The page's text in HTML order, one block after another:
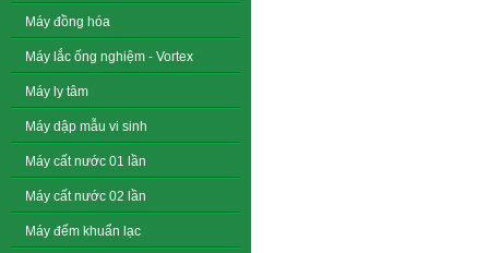
Máy đồng hóa
Máy lắc ống nghiệm - Vortex
Máy ly tâm
Máy dập mẫu vi sinh
Máy cất nước 01 lần
Máy cất nước 02 lần
Máy đếm khuẩn lạc